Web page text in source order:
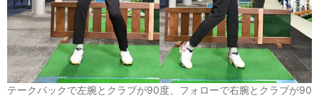
テークバックで左腕とクラブが90度、フォローで右腕とクラブが90